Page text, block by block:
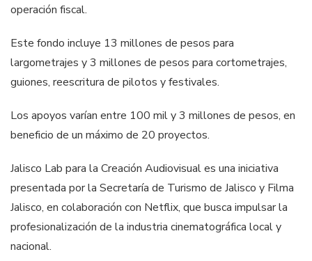
operación fiscal.
Este fondo incluye 13 millones de pesos para
largometrajes y 3 millones de pesos para cortometrajes,
guiones, reescritura de pilotos y festivales.
Los apoyos varían entre 100 mil y 3 millones de pesos, en
beneficio de un máximo de 20 proyectos.
Jalisco Lab para la Creación Audiovisual es una iniciativa
presentada por la Secretaría de Turismo de Jalisco y Filma
Jalisco, en colaboración con Netflix, que busca impulsar la
profesionalización de la industria cinematográfica local y
nacional.